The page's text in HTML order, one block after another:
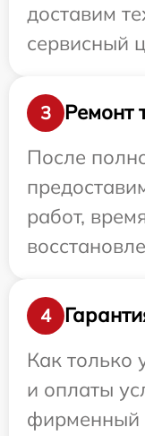
доставим
сервисный
3
Ремонт
После
работ,
4
Как только
и оплаты
фирменный